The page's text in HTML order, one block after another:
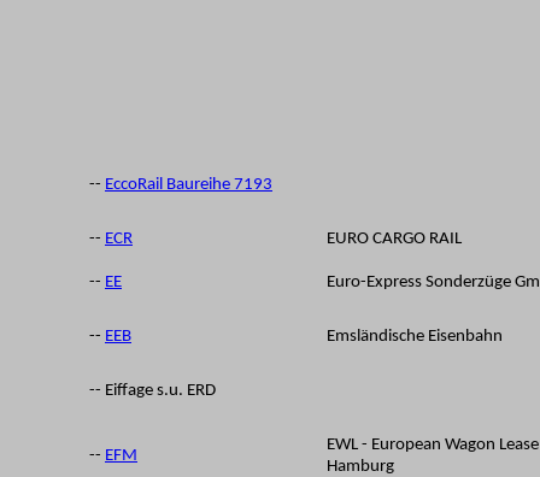
-- EccoRail Baureihe 7193
-- ECR EURO CARGO RAIL
-- EE Euro-Express Sonderzüge
-- EEB Emsländische Eisenbahn
-- Eiffage s.u. ERD
-- EFM
EWL - European Wagon
Hamburg